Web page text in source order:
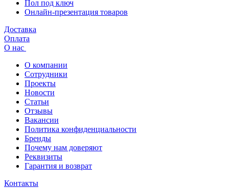
Пол под ключ
Онлайн-презентация товаров
Доставка
Оплата
О нас
О компании
Сотрудники
Проекты
Новости
Статьи
Отзывы
Вакансии
Политика конфиденциальности
Бренды
Почему нам доверяют
Реквизиты
Гарантия и возврат
Контакты